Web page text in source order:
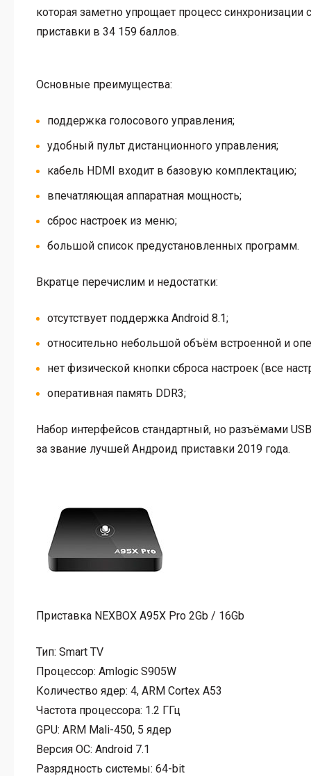
которая заметно упрощает процесс
приставки в 34 159 баллов.
Основные преимущества:
поддержка голосового управления;
удобный пульт дистанционного управления;
кабель HDMI входит в базовую комплектацию;
впечатляющая аппаратная мощность;
сброс настроек из меню;
большой список предустановленных программ.
Вкратце перечислим и недостатки:
отсутствует поддержка Android 8.1;
относительно небольшой объём встроенной и
нет физической кнопки сброса настроек (все
оперативная память DDR3;
Набор интерфейсов стандартный, но разъёмами
за звание лучшей Андроид приставки 2019 года.
Приставка NEXBOX A95X Pro 2Gb / 16Gb
Тип: Smart TV
Процессор: Amlogic S905W
Количество ядер: 4, ARM Cortex A53
Частота процессора: 1.2 ГГц
GPU: ARM Mali-450, 5 ядер
Версия ОС: Android 7.1
Разрядность системы: 64-bit